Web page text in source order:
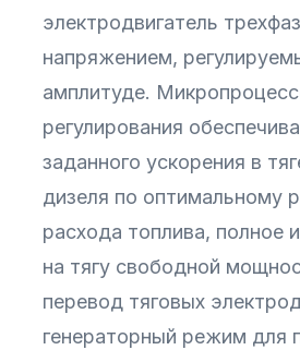
электродвигатель
напряжением,
амплитуде.
регулирования
заданного ускорения в
дизеля по оптимальному
расхода топлива, полное
на тягу свободной
перевод тяговых
генераторный режим для